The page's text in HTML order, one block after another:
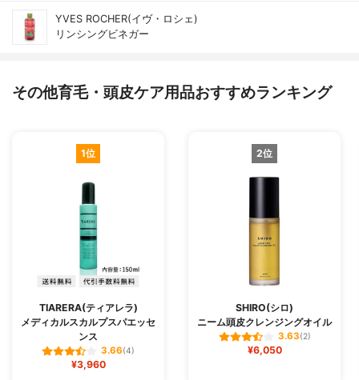
YVES ROCHER(イヴ・ロシェ)
リンシングビネガー
その他育毛・頭皮ケア用品おすすめランキング
1位
TIARERA(ティアレラ)
メディカルスカルプスパエッセ
ンス
3.66(4)
¥3,960
2位
SHIRO(シロ)
ニーム頭皮クレンジングオイル
3.63(2)
¥6,050